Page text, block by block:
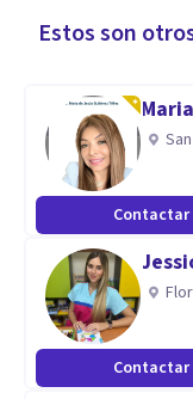
Cuento con un alto
de experiencia en
psicológica
Estos son
Contactar
Contactar